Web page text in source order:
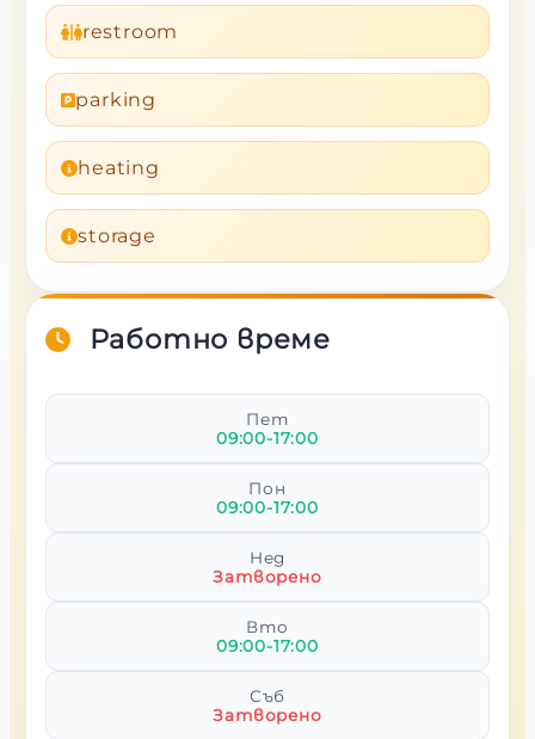
restroom
parking
heating
storage
Работно време
Пет
09:00-17:00
Пон
09:00-17:00
Нед
Затворено
Вто
09:00-17:00
Съб
Затворено